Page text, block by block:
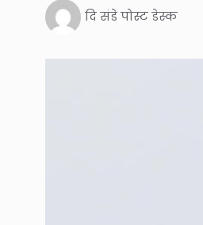
दि संडे पोस्ट डेस्क